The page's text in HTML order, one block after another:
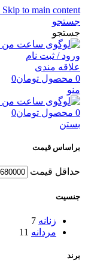
Skip to main content
جستجو
جستجو
ورود / ثبت نام
علاقه مندی
0 محصول تومان0
منو
0 محصول تومان0
بستن
براساس قیمت
حداقل قیمت
جنسیت
زنانه 7
مردانه 11
برند